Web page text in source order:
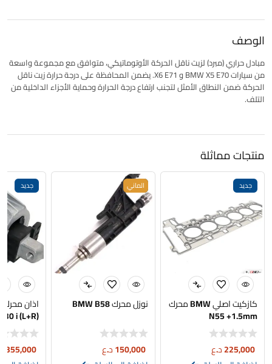
الوصف
مبادل حراري (مبرد) لزيت ناقل الحركة الأوتوماتيكي، متوافق مع مجموعة واسعة
من سيارات BMW X5 E70 و X6 E71. يضمن المحافظة على درجة حرارة زيت ناقل
الحركة ضمن النطاق الأمثل لتجنب ارتفاع درجة الحرارة وحماية الأجزاء الداخلية من
التلف.
منتجات مماثلة
جديد
كازكيت اصلي BMW محرك
N55 +1.5mm
225,000د.ع
جديد
الماني
نوزل محرك BMW B58
150,000د.ع
جديد
530 i (L+R)
355,000